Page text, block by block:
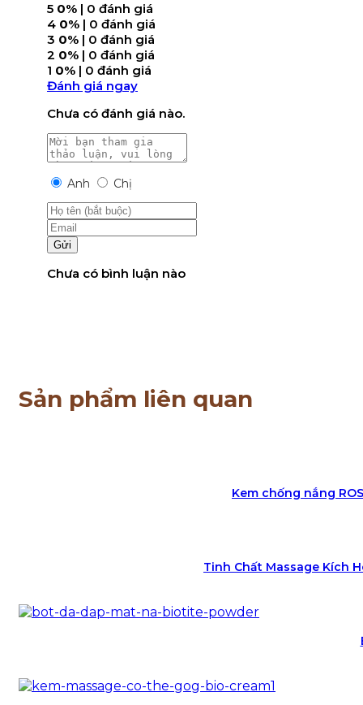
5 0% | 0 đánh giá
4 0% | 0 đánh giá
3 0% | 0 đánh giá
2 0% | 0 đánh giá
1 0% | 0 đánh giá
Đánh giá ngay
Chưa có đánh giá nào.
Anh Chị
Gửi
Chưa có bình luận nào
Sản phẩm liên quan
Kem chống nắng
Tinh Chất Massage Kích